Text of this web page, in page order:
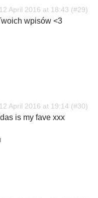
12 April 2016 at 18:43
wpisów <3
12 April 2016 at 19:14
is my fave xxx